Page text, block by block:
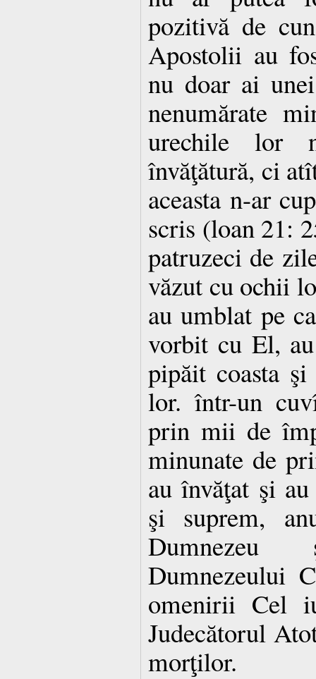
pozitivă de
Apostolii au
nu doar ai
nenumărate
urechile lor
învăţătură, ci
aceasta n-ar
scris (loan 21:
patruzeci de
văzut cu ochii
au umblat pe
vorbit cu El,
pipăit coasta
lor. într-un
prin mii de
minunate de
au învăţat şi
şi suprem,
Dumnezeului
omenirii Cel
Judecătorul
morţilor.